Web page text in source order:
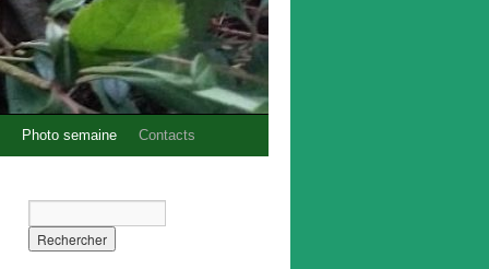
Photo semaine Contacts